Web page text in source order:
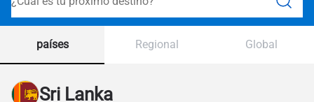
países Regional Global
Sri Lanka